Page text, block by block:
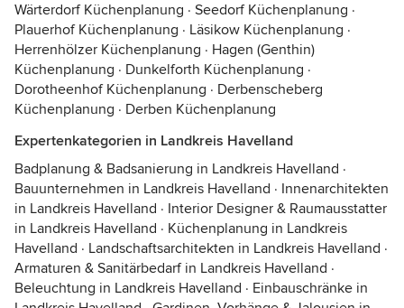
Wärterdorf Küchenplanung · Seedorf Küchenplanung ·
Plauerhof Küchenplanung · Läsikow Küchenplanung ·
Herrenhölzer Küchenplanung · Hagen (Genthin)
Küchenplanung · Dunkelforth Küchenplanung ·
Dorotheenhof Küchenplanung · Derbenscheberg
Küchenplanung · Derben Küchenplanung
Expertenkategorien in Landkreis Havelland
Badplanung & Badsanierung in Landkreis Havelland ·
Bauunternehmen in Landkreis Havelland · Innenarchitekten
in Landkreis Havelland · Interior Designer & Raumausstatter
in Landkreis Havelland · Küchenplanung in Landkreis
Havelland · Landschaftsarchitekten in Landkreis Havelland ·
Armaturen & Sanitärbedarf in Landkreis Havelland ·
Beleuchtung in Landkreis Havelland · Einbauschränke in